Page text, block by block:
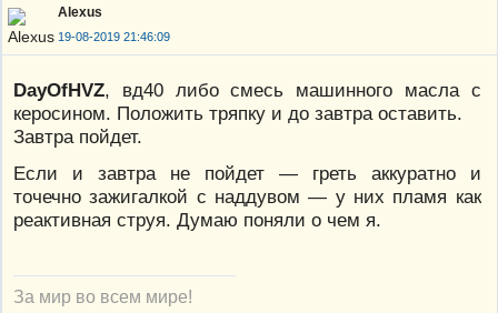
Alexus
19-08-2019 21:46:09
DayOfHVZ, вд40 либо смесь машинного масла с
керосином. Положить тряпку и до завтра оставить.
Завтра пойдет.
Если и завтра не пойдет — греть аккуратно и
точечно зажигалкой с наддувом — у них пламя как
реактивная струя. Думаю поняли о чем я.
За мир во всем мире!